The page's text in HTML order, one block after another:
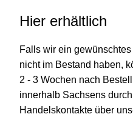
Hier erhältlich
Falls wir ein
nicht im Bestand haben,
2 - 3 Wochen nach
innerhalb Sachsens
Handelskontakte über